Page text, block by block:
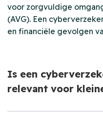
voor zorgvuldige
(AVG). Een
en financiële gevolgen
Is een
relevant voor